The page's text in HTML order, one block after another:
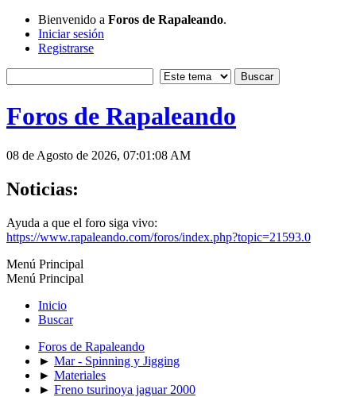
Bienvenido a Foros de Rapaleando.
Iniciar sesión
Registrarse
Foros de Rapaleando
08 de Agosto de 2026, 07:01:08 AM
Noticias:
Ayuda a que el foro siga vivo:
https://www.rapaleando.com/foros/index.php?topic=21593.0
Menú Principal
Menú Principal
Inicio
Buscar
Foros de Rapaleando
► Mar - Spinning y Jigging
► Materiales
► Freno tsurinoya jaguar 2000